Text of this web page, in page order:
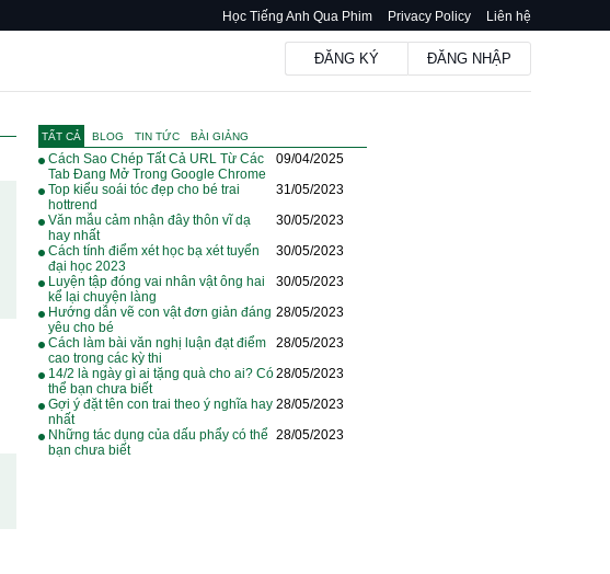
Học Tiếng Anh Qua Phim Privacy Policy Liên hệ
ĐĂNG KÝ ĐĂNG NHẬP
TẤT CẢ BLOG TIN TỨC BÀI GIẢNG
Cách Sao Chép Tất Cả URL Từ Các
Tab Đang Mở Trong Google Chrome
09/04/2025
Top kiểu soái tóc đẹp cho bé trai
hottrend
31/05/2023
Văn mẫu cảm nhận đây thôn vĩ dạ
hay nhất
30/05/2023
Cách tính điểm xét học bạ xét tuyển
đại học 2023
30/05/2023
Luyện tập đóng vai nhân vật ông hai
kể lại chuyện làng
30/05/2023
Hướng dẫn vẽ con vật đơn giản đáng
yêu cho bé
28/05/2023
Cách làm bài văn nghị luận đạt điểm
cao trong các kỳ thi
28/05/2023
14/2 là ngày gì ai tặng quà cho ai? Có
thể bạn chưa biết
28/05/2023
Gợi ý đặt tên con trai theo ý nghĩa hay
nhất
28/05/2023
Những tác dụng của dấu phẩy có thể
bạn chưa biết
28/05/2023